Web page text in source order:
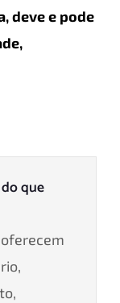
deve e pode
que